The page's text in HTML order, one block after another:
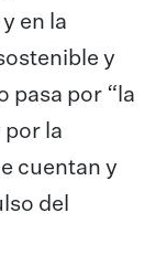
en la
y
pasa por “la
por la
cuentan y
del